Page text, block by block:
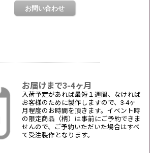
お届けまで3-4ヶ月
入荷予定があれば最短１週間、なければ
お客様のために製作しますので、3-4ヶ
月程度のお時間を頂きます。イベント時
の限定商品（柄）は事前にご予約できま
せんので、ご予約いただいた場合はすべ
て受注製作となります。